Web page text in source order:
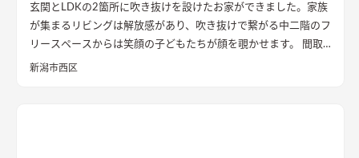
玄関とLDKの2箇所に吹き抜けを設けたお家ができました。家族
が集まるリビングは解放感があり、吹き抜けで繋がる中二階のフ
リースペースからは笑顔の子どもたちが顔を覗かせます。 間取
りは家事のしやすさを考え、キッチンから各お部屋への動線が
新潟市西区